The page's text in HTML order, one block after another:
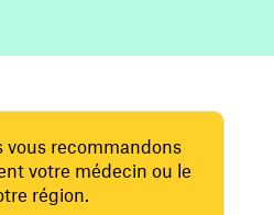
vous recommandons
votre médecin ou le
région.